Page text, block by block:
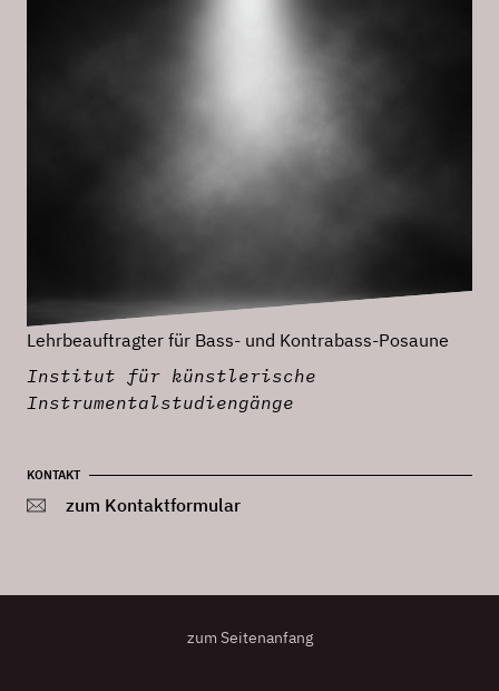
Lehrbeauftragter für Bass- und Kontrabass-Posaune
Institut für künstlerische
Instrumentalstudiengänge
KONTAKT
zum Kontaktformular
zum Seitenanfang